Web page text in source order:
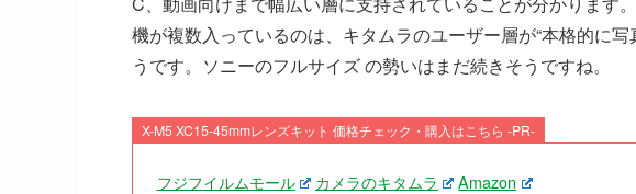
機が複数入っているのは、キタムラのユーザー層が“本格的に
うです。ソニーのフルサイズ の勢いはまだ続きそうですね。
X-M5 XC15-45mmレンズキット 価格チェック・購入はこちら -PR-
フジフイルムモール カメラのキタムラ Amazon